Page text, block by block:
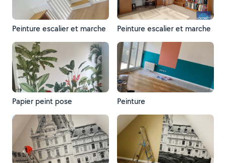
Peinture escalier et marche Peinture escalier et marche
Papier peint pose Peinture